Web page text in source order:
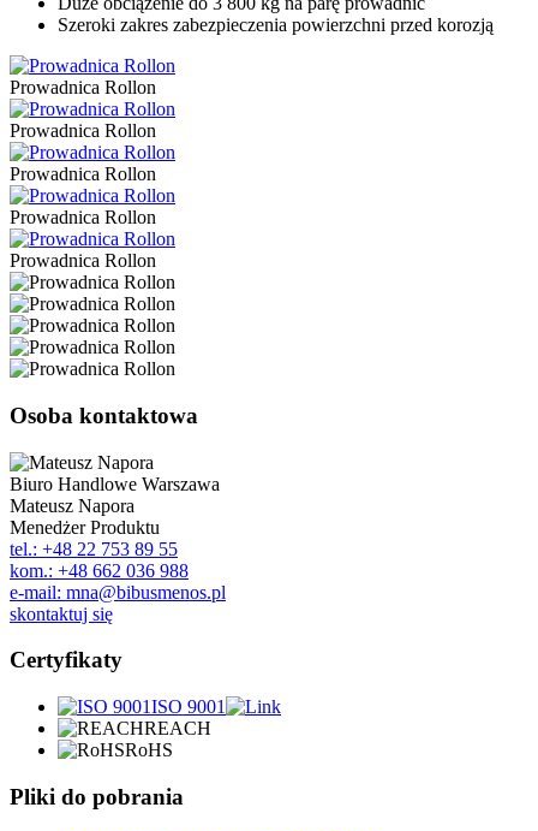
Szeroki zakres zabezpieczenia powierzchni przed korozją
Prowadnica Rollon
Prowadnica Rollon
Prowadnica Rollon
Prowadnica Rollon
Prowadnica Rollon
Osoba kontaktowa
Biuro Handlowe Warszawa
Mateusz Napora
Menedżer Produktu
tel.: +48 22 753 89 55
kom.: +48 662 036 988
e-mail: mna@bibusmenos.pl
skontaktuj się
Certyfikaty
ISO 9001
REACH
RoHS
Pliki do pobrania